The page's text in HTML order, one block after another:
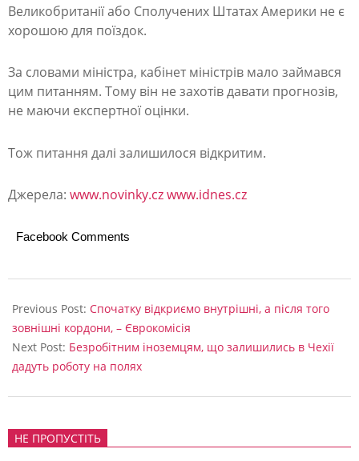
Великобританії або Сполучених Штатах Америки не є
хорошою для поїздок.
За словами міністра, кабінет міністрів мало займався
цим питанням. Тому він не захотів давати прогнозів,
не маючи експертної оцінки.
Тож питання далі залишилося відкритим.
Джерела: www.novinky.czwww.idnes.cz
Facebook Comments
04-
14
Previous Post: Спочатку відкриємо внутрішні, а після того
зовнішні кордони, – Єврокомісія
Next Post: Безробітним іноземцям, що залишились в Чехії
дадуть роботу на полях
НЕ ПРОПУСТІТЬ